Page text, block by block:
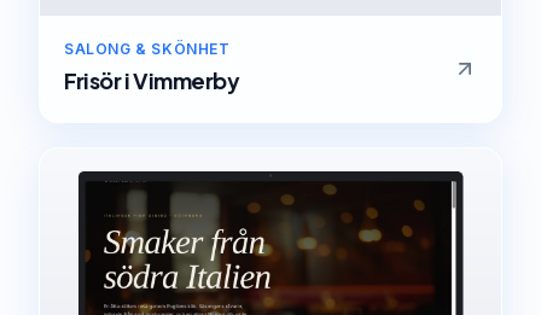
SALONG & SKÖNHET
FrisöriVimmerby